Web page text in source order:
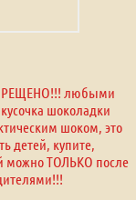
любыми
шоколадки
шоком, это
детей, купите,
можно ТОЛЬКО после